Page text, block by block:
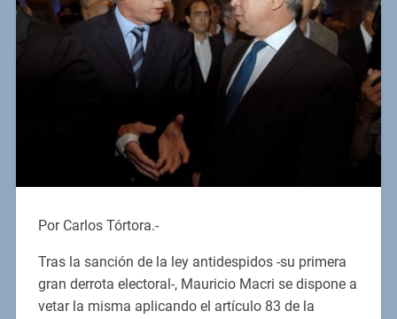
Por Carlos Tórtora.-
Tras la sanción de la ley antidespidos -su primera
gran derrota electoral-, Mauricio Macri se dispone a
vetar la misma aplicando el artículo 83 de la